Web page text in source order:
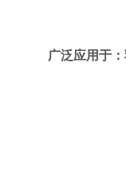
广泛应用于